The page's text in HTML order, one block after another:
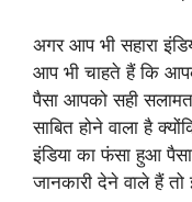
अगर आप भी सहारा
आप भी चाहते हैं कि
पैसा आपको सही
साबित होने वाला है
इंडिया का फंसा हुआ
जानकारी देने वाले हैं तो